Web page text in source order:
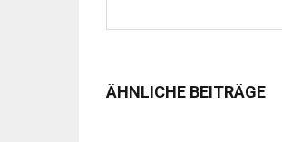
ÄHNLICHE BEITRÄGE